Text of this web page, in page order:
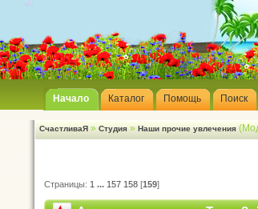
Начало Каталог Помощь Поиск
СчастливаЯ » Студия » Наши прочие увлечения
Страницы: 1 ... 157 158 [159]